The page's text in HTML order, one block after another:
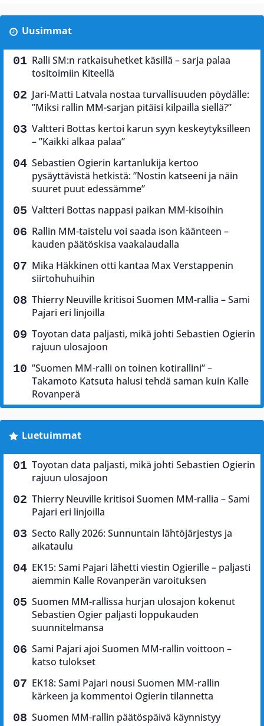
Uusimmat
Ralli SM:n ratkaisuhetket käsillä – sarja palaa
tositoimiin Kiteellä
Jari-Matti Latvala nostaa turvallisuuden pöydälle:
”Miksi rallin MM-sarjan pitäisi kilpailla siellä?”
Valtteri Bottas kertoi karun syyn keskeytyksilleen
– ”Kaikki alkaa palaa”
Sebastien Ogierin kartanlukija kertoo
pysäyttävistä hetkistä: ”Nostin katseeni ja näin
suuret puut edessämme”
Valtteri Bottas nappasi paikan MM-kisoihin
Rallin MM-taistelu voi saada ison käänteen –
kauden päätöskisa vaakalaudalla
Mika Häkkinen otti kantaa Max Verstappenin
siirtohuhuihin
Thierry Neuville kritisoi Suomen MM-rallia – Sami
Pajari eri linjoilla
Toyotan data paljasti, mikä johti Sebastien Ogierin
rajuun ulosajoon
”Suomen MM-ralli on toinen kotirallini” –
Takamoto Katsuta halusi tehdä saman kuin Kalle
Rovanperä
Luetuimmat
Toyotan data paljasti, mikä johti Sebastien Ogierin
rajuun ulosajoon
Thierry Neuville kritisoi Suomen MM-rallia – Sami
Pajari eri linjoilla
Secto Rally 2026: Sunnuntain lähtöjärjestys ja
aikataulu
EK15: Sami Pajari lähetti viestin Ogierille – paljasti
aiemmin Kalle Rovanperän varoituksen
Suomen MM-rallissa hurjan ulosajon kokenut
Sebastien Ogier paljasti loppukauden
suunnitelmansa
Sami Pajari ajoi Suomen MM-rallin voittoon –
katso tulokset
EK18: Sami Pajari nousi Suomen MM-rallin
kärkeen ja kommentoi Ogierin tilannetta
Suomen MM-rallin päätöspäivä käynnistyy